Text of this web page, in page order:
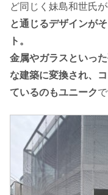
ど同じく妹島和世氏
と通じるデザインが
ト。
金属やガラスといっ
な建築に変換され、
ているのもユニークで